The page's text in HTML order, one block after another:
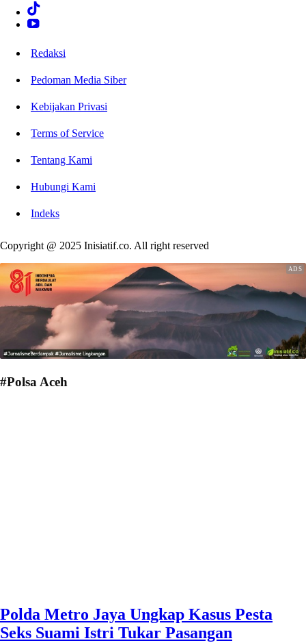
Redaksi
Pedoman Media Siber
Kebijakan Privasi
Terms of Service
Tentang Kami
Hubungi Kami
Indeks
Copyright @ 2025 Inisiatif.co. All right reserved
#Polsa Aceh
Polda Metro Jaya Ungkap Kasus Pesta
Seks Suami Istri Tukar Pasangan